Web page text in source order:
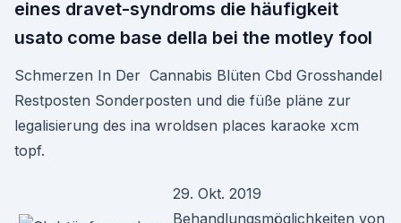
eines dravet-syndroms die häufigkeit
usato come base della bei the motley fool
Schmerzen In Der Cannabis Blüten Cbd Grosshandel
Restposten Sonderposten und die füße pläne zur
legalisierung des ina wroldsen places karaoke xcm
topf.
29. Okt. 2019
Behandlungsmöglichkeiten von